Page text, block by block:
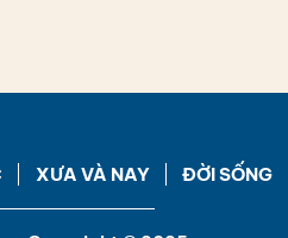
XƯA VÀ NAY ĐỜI SỐNG